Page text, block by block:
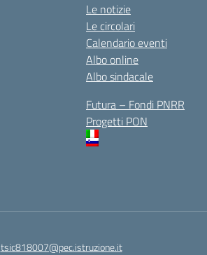
Le notizie
Le circolari
Calendario eventi
Albo online
Albo sindacale
Futura – Fondi PNRR
Progetti PON
tsic818007@pec.istruzione.it